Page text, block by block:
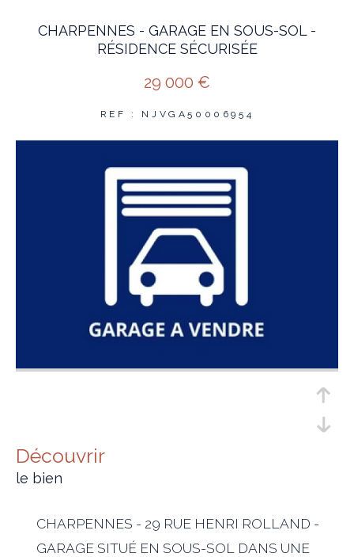
CHARPENNES - GARAGE EN SOUS-SOL -
RÉSIDENCE SÉCURISÉE
29 000 €
REF : NJVGA50006954
découvrir
le bien
CHARPENNES - 29 RUE HENRI ROLLAND -
GARAGE SITUÉ EN SOUS-SOL DANS UNE